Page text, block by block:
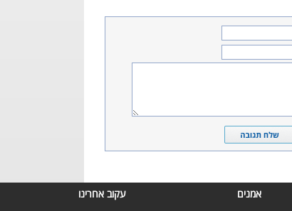
אמנים עקוב אחרינו